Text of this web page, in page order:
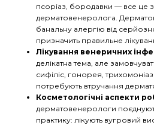
псоріаз, бородавки — все це
дерматовенеролога.
банальну алергію від
призначить правильне
Лікування венеричних
делікатна тема, але
сифіліс, гонорея,
потребують втручання
Косметологічні аспекти
дерматовенерологи
практику: лікують вугровий